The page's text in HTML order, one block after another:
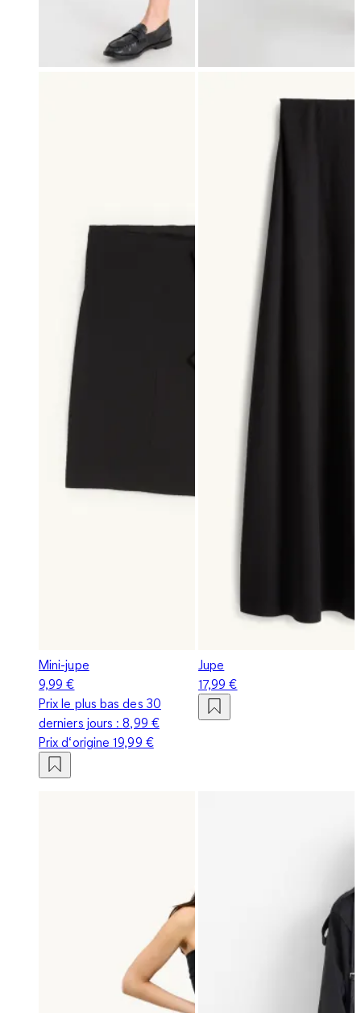
Mini-jupe
9,99 €
Prix le plus bas des 30
derniers jours :8,99 €
Prix d‘origine19,99 €
Jupe
17,99 €